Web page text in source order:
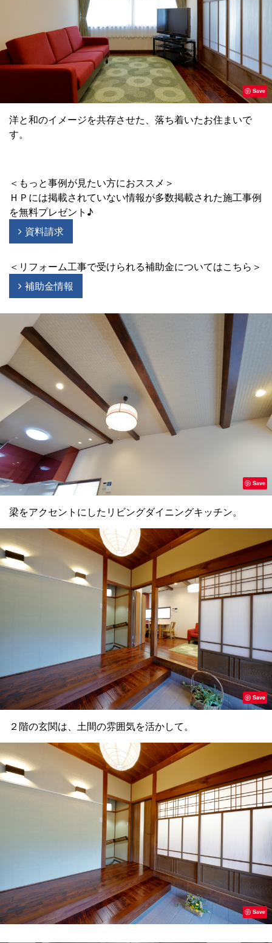
Save
洋と和のイメージを共存させた、落ち着いたお住まいで
す。
＜もっと事例が見たい方におススメ＞
ＨＰには掲載されていない情報が多数掲載された施工事例
を無料プレゼント♪
資料請求
＜リフォーム工事で受けられる補助金についてはこちら＞
補助金情報
Save
梁をアクセントにしたリビングダイニングキッチン。
Save
２階の玄関は、土間の雰囲気を活かして。
Save